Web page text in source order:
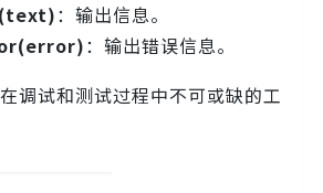
：输出信息。
：输出错误信息。
调试和测试过程中不可或缺的工